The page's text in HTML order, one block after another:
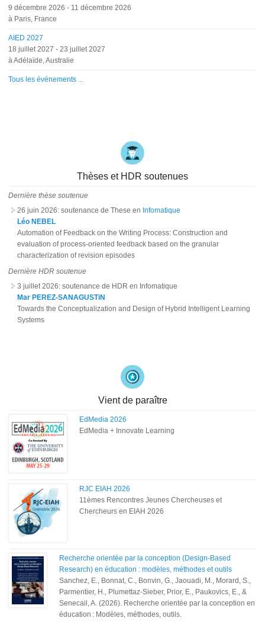
9 décembre 2026 - 11 décembre 2026
à Paris, France
AIED 2027
18 juillet 2027 -23 juillet 2027
à Adélaïde, Australie
Tous les événements ...
Thèses et HDR soutenues
Dernière thèse soutenue
26 juin 2026: soutenance de These en Infomatique
Léo NEBEL
Automation of Feedback on the Writing Process: Construction and
evaluation of process-oriented feedback based on the granular
characterization of revision episodes
Dernière HDR soutenue
3 juillet 2026: soutenance de HDR en Infomatique
Mar PEREZ-SANAGUSTiN
Towards the Conceptualization and Design of Hybrid Intelligent Learning
Systems
Vient de paraître
EdMedia 2026
EdMedia + Innovate Learning
RJC EIAH 2026
11èmes Rencontres Jeunes Chercheuses et
Chercheurs en EIAH 2026
Recherche orientée par la conception (Design-Based
Research) en éducation : modèles, méthodes et outils
Sanchez, E., Bonnat, C., Bonvin, G., Jaouadi, M., Morard, S.,
Parmentier, H., Plumettaz-Sieber, Prior, E., Paukovics, E., &
Senecail, A. (2026). Recherche orientée par la conception en
éducation : Modèles, méthodes, outils.